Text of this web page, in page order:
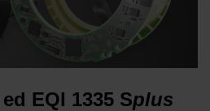
ed EQI 1335 Splus